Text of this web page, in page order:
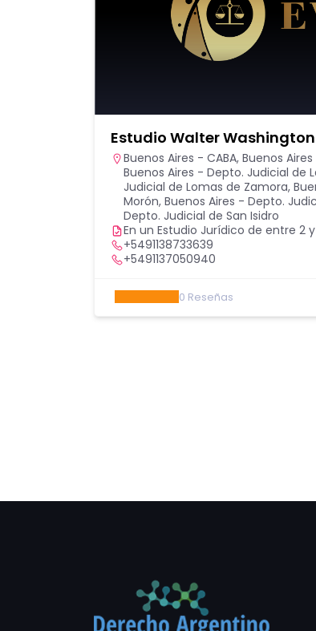
Estudio Walter Washington
Buenos Aires - CABA, Buenos
Buenos Aires - Depto. Judicial de
Judicial de Lomas de Zamora,
Morón, Buenos Aires - Depto.
Depto. Judicial de San Isidro
En un Estudio Jurídico de entre 2
+5491138733639
+5491137050940
0 Reseñas